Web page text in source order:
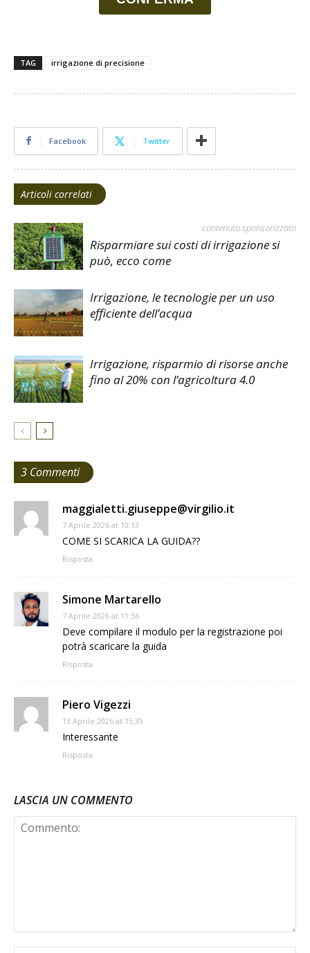
TAG irrigazione di precisione
Facebook Twitter
Articoli correlati
contenuto sponsorizzato
Risparmiare sui costi di irrigazione si
può, ecco come
Irrigazione, le tecnologie per un uso
efficiente dell’acqua
Irrigazione, risparmio di risorse anche
fino al 20% con l’agricoltura 4.0
3 Commenti
maggialetti.giuseppe@virgilio.it
7 Aprile 2026 at 10:13
COME SI SCARICA LA GUIDA??
Risposta
Simone Martarello
7 Aprile 2026 at 11:56
Deve compilare il modulo per la registrazione poi
potrà scaricare la guida
Risposta
Piero Vigezzi
13 Aprile 2026 at 15:39
Interessante
Risposta
LASCIA UN COMMENTO